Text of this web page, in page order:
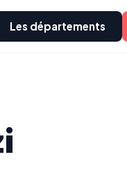
Les départements